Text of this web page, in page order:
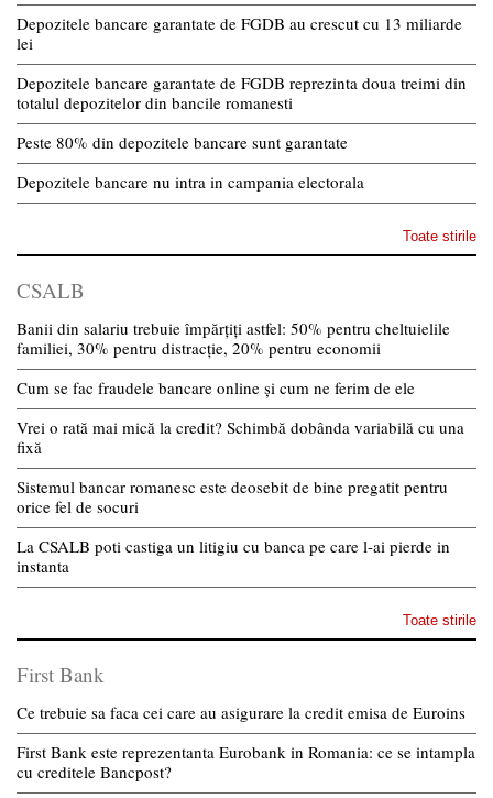
Depozitele bancare garantate de FGDB au crescut cu 13 miliarde
lei
Depozitele bancare garantate de FGDB reprezinta doua treimi din
totalul depozitelor din bancile romanesti
Peste 80% din depozitele bancare sunt garantate
Depozitele bancare nu intra in campania electorala
Toate stirile
CSALB
Banii din salariu trebuie împărțiți astfel: 50% pentru cheltuielile
familiei, 30% pentru distracție, 20% pentru economii
Cum se fac fraudele bancare online și cum ne ferim de ele
Vrei o rată mai mică la credit? Schimbă dobânda variabilă cu una
fixă
Sistemul bancar romanesc este deosebit de bine pregatit pentru
orice fel de socuri
La CSALB poti castiga un litigiu cu banca pe care l-ai pierde in
instanta
Toate stirile
First Bank
Ce trebuie sa faca cei care au asigurare la credit emisa de Euroins
First Bank este reprezentanta Eurobank in Romania: ce se intampla
cu creditele Bancpost?